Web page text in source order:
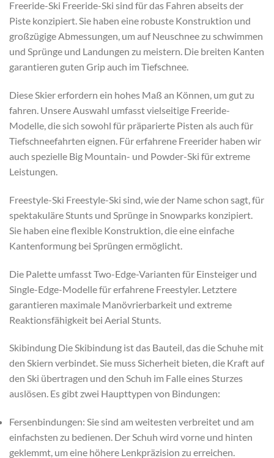
Freeride-Ski Freeride-Ski sind für das Fahren abseits der
Piste konzipiert. Sie haben eine robuste Konstruktion und
großzügige Abmessungen, um auf Neuschnee zu schwimmen
und Sprünge und Landungen zu meistern. Die breiten Kanten
garantieren guten Grip auch im Tiefschnee.
Diese Skier erfordern ein hohes Maß an Können, um gut zu
fahren. Unsere Auswahl umfasst vielseitige Freeride-
Modelle, die sich sowohl für präparierte Pisten als auch für
Tiefschneefahrten eignen. Für erfahrene Freerider haben wir
auch spezielle Big Mountain- und Powder-Ski für extreme
Leistungen.
Freestyle-Ski Freestyle-Ski sind, wie der Name schon sagt, für
spektakuläre Stunts und Sprünge in Snowparks konzipiert.
Sie haben eine flexible Konstruktion, die eine einfache
Kantenformung bei Sprüngen ermöglicht.
Die Palette umfasst Two-Edge-Varianten für Einsteiger und
Single-Edge-Modelle für erfahrene Freestyler. Letztere
garantieren maximale Manövrierbarkeit und extreme
Reaktionsfähigkeit bei Aerial Stunts.
Skibindung Die Skibindung ist das Bauteil, das die Schuhe mit
den Skiern verbindet. Sie muss Sicherheit bieten, die Kraft auf
den Ski übertragen und den Schuh im Falle eines Sturzes
auslösen. Es gibt zwei Haupttypen von Bindungen:
Fersenbindungen: Sie sind am weitesten verbreitet und am
einfachsten zu bedienen. Der Schuh wird vorne und hinten
geklemmt, um eine höhere Lenkpräzision zu erreichen.